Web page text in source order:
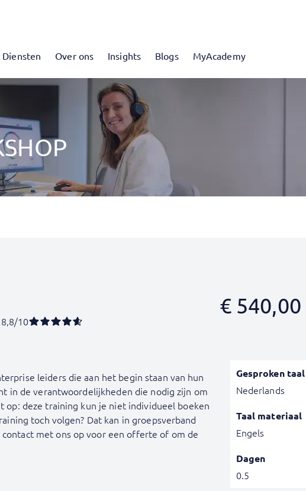
Diensten Over ons Insights Blogs MyAcademy
10
€540,00
leiders die aan het begin staan van hun
in de verantwoordelijkheden die nodig zijn om
op: deze training kun je niet individueel boeken
toch volgen? Dat kan in groepsverband
met ons op voor een offerte of om de
Gesproken taal
Nederlands
Taal materiaal
Engels
Dagen
0.5